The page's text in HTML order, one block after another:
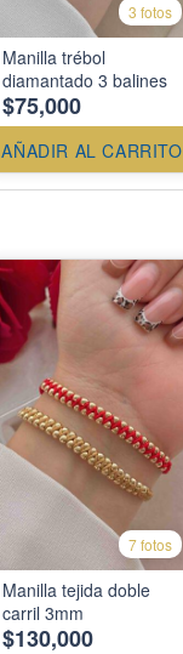
3 fotos
Manilla trébol
diamantado 3 balines
$75,000
AÑADIR AL CARRITO
7 fotos
Manilla tejida doble
carril 3mm
$130,000